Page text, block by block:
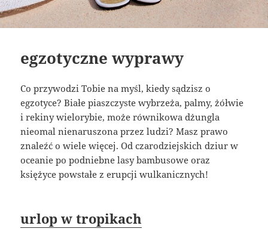
egzotyczne wyprawy
Co przywodzi Tobie na myśl, kiedy sądzisz o
egzotyce? Białe piaszczyste wybrzeża, palmy, żółwie
i rekiny wielorybie, może równikowa dżungla
nieomal nienaruszona przez ludzi? Masz prawo
znaleźć o wiele więcej. Od czarodziejskich dziur w
oceanie po podniebne lasy bambusowe oraz
księżyce powstałe z erupcji wulkanicznych!
urlop w tropikach